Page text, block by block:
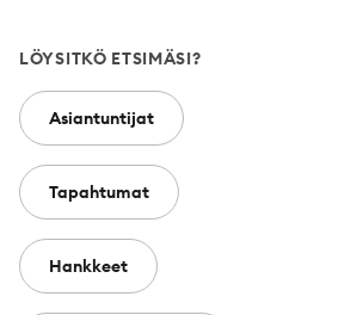
LÖYSITKÖ ETSIMÄSI?
Asiantuntijat
Tapahtumat
Hankkeet